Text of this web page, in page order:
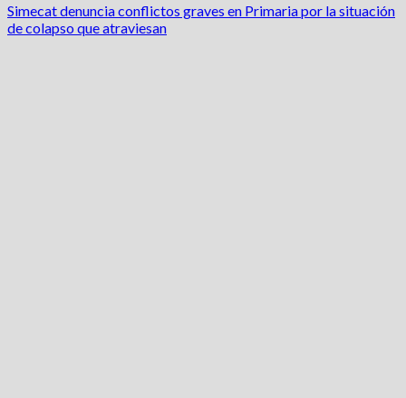
Simecat denuncia conflictos graves en Primaria por la situación
de colapso que atraviesan